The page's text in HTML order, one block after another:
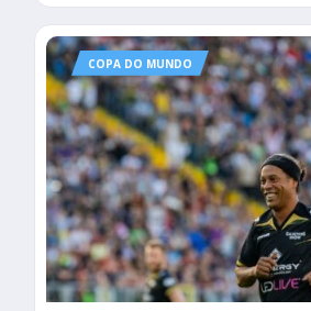
COPA DO MUNDO